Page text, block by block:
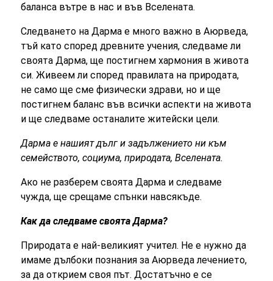
баланса вътре в нас и във Вселената.
Следването на Дарма е много важно в Аюрведа,
тъй като според древните учения, следваме ли
своята Дарма, ще постигнем хармония в живота
си. Живеем ли според правилата на природата,
не само ще сме физически здрави, но и ще
постигнем баланс във всички аспекти на живота
и ще следваме останалите житейски цели.
Дарма е нашият дълг и задължението ни към
семейството, социума, природата, Вселената.
Ако не разберем своята Дарма и следваме
чужда, ще срещаме спънки навсякъде.
Как да следваме своята Дарма?
Природата е най-великият учител. Не е нужно да
имаме дълбоки познания за Аюрведа лечението,
за да открием своя път. Достатъчно е се